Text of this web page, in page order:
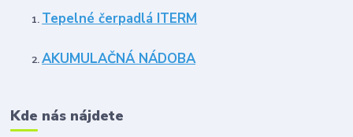
Tepelné čerpadlá ITERM
AKUMULAČNÁ NÁDOBA
Kde nás nájdete